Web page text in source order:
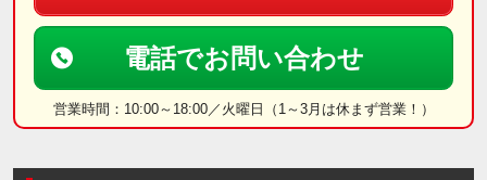
電話でお問い合わせ
営業時間：10:00～18:00／火曜日（1～3月は休まず営業！）